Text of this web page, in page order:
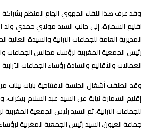
وقد عرف هذا اللقاء الجهوي الهام المنظم بشراكة
اقليم السمارة، إلى جانب السيد مولاي حمدي ولد
المديرية العامة للجماعات الترابية والسيدة
رئيس الجمعية المغربية لرؤساء مجالس الجماعات
العمالات والأقاليم والسادة رؤساء الجماعات
وقد انطلقت أشغال الجلسة الافتتاحية بآيات
إقليم السمارة نيابة عن السيد عبد السلام
للجماعات الترابية، ثم السيد رئيس الجمعية
جماعة العيون، السيد رئيس الجمعية المغربية